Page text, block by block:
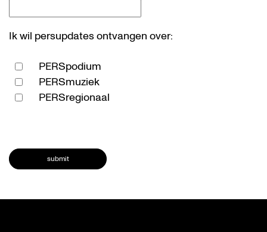
Ik wil persupdates ontvangen over:
PERSpodium
PERSmuziek
PERSregionaal
submit